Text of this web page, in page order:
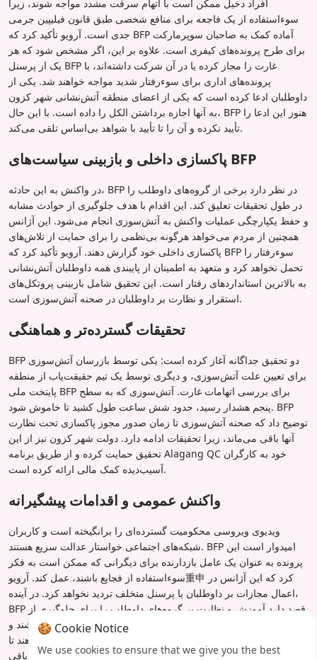
افراد دخیل ممکن است با اتهام سرقت مشدد مواجه شوند، زیرا
سوءاستفاده از یک فاجعه برای منافع شخصی طبق قانون فیلیپین جرمی
جدی است. آرویو تأکید کرد که BFP آماده کمک به صاحبان سوپرمارکت
برای طرح پرونده‌های کیفری است. علاوه بر این، اگر مشخص شود که هر
یک از پرسنل BFP غارت را مجاز کرده یا در آن شرکت داشته‌اند، با
پرونده‌های اداری برای سوءرفتار شدید مواجه خواهند شد. یکی از
داوطلبان ادعا کرده است که یکی از اعضای منطقه آتش‌نشانی شهر کزون
به آنها اجازه برداشتن الکل را داده است. با این حال، BFP هنوز این ادعا را
تأیید نکرده و آن را تا تأیید با شواهد بی‌اساس تلقی می‌کند.
پاکسازی داخلی و بازبینی سیاست‌های BFP
در واکنش به این حادثه، BFP در نظر دارد برخی از گروه‌های داوطلب را
در طول تحقیقات تعلیق کند. این اقدام با هدف جلوگیری از حوادث مشابه
و حفظ یکپارچگی عملیات واکنش به آتش‌سوزی انجام می‌شود. این آژانس
همچنین از مردم می‌خواهد هرگونه بی‌نظمی را برای حمایت از تلاش‌های
پاکسازی داخلی خود گزارش دهند. آرویو تأکید کرد که BFP سوءرفتار را
تحمل نخواهد کرد و متعهد به اطمینان از پایبندی همه داوطلبان آتش‌نشانی
به بالاترین استانداردهای رفتار است. این تحقیق شامل بازبینی پروتکل‌های
استقرار و نظارت بر داوطلبان در صحنه آتش‌سوزی است.
تحقیقات گسترده‌تر و هماهنگی
BFP دو تحقیق جداگانه آغاز کرده است: یکی توسط بازرسان آتش‌سوزی
برای تعیین علت آتش‌سوزی، و دیگری توسط یک تیم حقیقت‌یاب از منطقه
پایتخت ملی BFP برای بررسی اتهامات غارت. آتش‌سوزی که به سطح
پنجم هشدار رسید، حدود شش ساعت طول کشید تا خاموش شود. BFP
توضیح داد که صحنه آتش‌سوزی تا زمان صدور مجوز پاکسازی تحت نظارت
آنها باقی می‌ماند، زیرا تحقیقات ادامه دارد. دولت شهر کزون نیز از این
تحقیق حمایت کرده و از طریق برنامه Alagang QC خود به کارگران
آسیب‌دیده کمک مالی ارائه کرده است.
واکنش عمومی و اقدامات پیشگیرانه
ویدیوی ویروسی محکومیت گسترده‌ای را برانگیخته است و کاربران
شبکه‌های اجتماعی خواستار عدالت سریع هستند. BFP امیدوار است این
پرونده به عنوان یک عامل بازدارنده برای دیگرانی که ممکن است به فکر
سوءاستفاده از فجایع باشند، عمل کند. آرویو重申 کرد که این آژانس در
اعمال مجازات بر داوطلبان یا پرسنل متخلف تردید نخواهد کرد. در آینده،
BFP قصد دارد آموزش و نظارت بر گروه‌های داوطلب را برای جلوگیری از
چنین حوادثی افزایش دهد. از مردم تشویق می‌شود که هوشیار باشند و
هرگونه فعالیت مشکوک را در مواقع اضطراری آینده گزارش دهند تا
اطمینان حاصل شود که آتش‌نشانی یک حرفه شریف و قابل اعتماد باقی
🍪 Cookie Notice
We use cookies to ensure that we give you the best